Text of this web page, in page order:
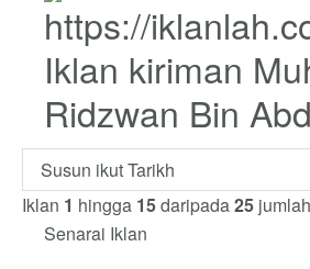
Iklan kiriman
Ridzwan Bin
Iklan 1 hingga 15daripada25
Senarai Iklan